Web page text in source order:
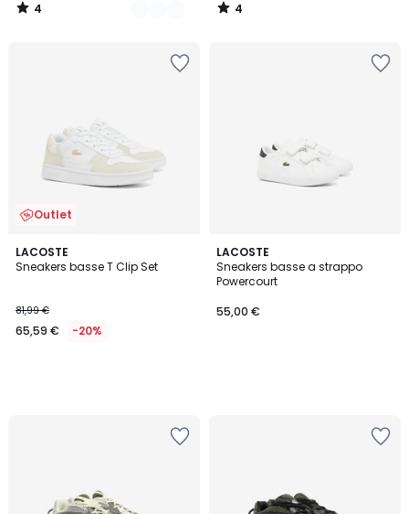
4
/
4
/
Outlet
LACOSTE
Sneakers basse T Clip Set
81,99 €
65,59 € -20%
LACOSTE
Sneakers basse a strappo
Powercourt
55,00 €